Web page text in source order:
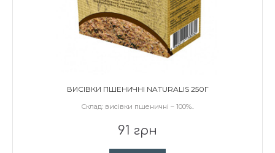
ВИСІВКИ ПШЕНИЧНІ NATURALIS 250Г
Склад: висівки пшеничні – 100%..
91 грн